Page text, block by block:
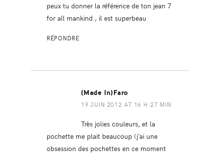
peux tu donner la référence de ton jean 7
for all mankind , il est superbeau
RÉPONDRE
(made In)Faro
19 JUIN 2012 AT 16 H 27 MIN
Très jolies couleurs, et la
pochette me plait beaucoup (j’ai une
obsession des pochettes en ce moment